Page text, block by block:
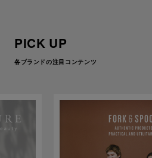
PICK UP
各ブランドの注目コンテンツ